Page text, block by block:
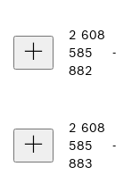
2 608
585
882
-
2 608
585
883
-